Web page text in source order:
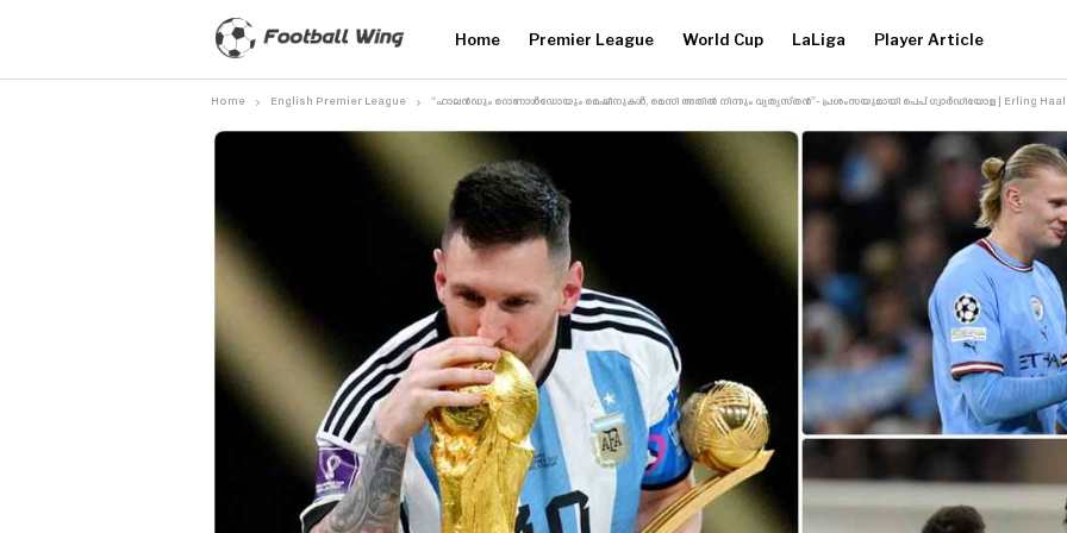
Home Premier League World Cup LaLiga Player Article
Home English Premier League “ഹാലൻഡും റൊണാൾഡോയും മെഷീനുകൾ, മെസി അതിൽ നിന്നും വ്യത്യസ്‌തൻ”- പ്രശംസയുമായി പെപ് ഗ്വാർഡിയോള | Erling